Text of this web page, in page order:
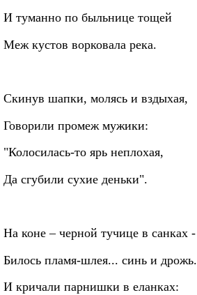
И туманно по быльнице тощей
Меж кустов ворковала река.
Скинув шапки, молясь и вздыхая,
Говорили промеж мужики:
"Колосилась‑то ярь неплохая,
Да сгубили сухие деньки".
На коне – черной тучице в санках ‑
Билось пламя‑шлея... синь и дрожь.
И кричали парнишки в еланках: